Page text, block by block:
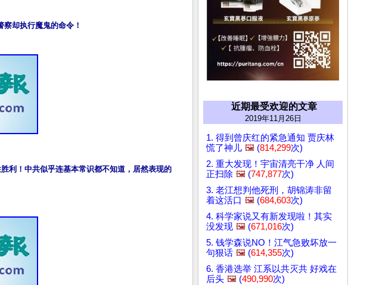
却执行魔鬼的命令！
利！中共似乎连基本常识都不知道，居然表现的
近期最受欢迎的文章
2019年11月26日
1. 得到曾庆红的紧急通知 贾庆林
慌了神儿 🖼️ (814,299次)
2. 重大发现！宇宙清亮干净 人间
正扫除 🖼️ (747,877次)
3. 老江想判他死刑，胡锦涛非留
着这活口 🖼️ (684,603次)
4. 科学家说又有新发现啦！其实
没发现 🖼️ (671,016次)
5. 钱学森说NO！江气急败坏放一
句狠话 🖼️ (614,355次)
6. 香港选举 江系以共灭共 好戏在
后头 🖼️ (490,990次)